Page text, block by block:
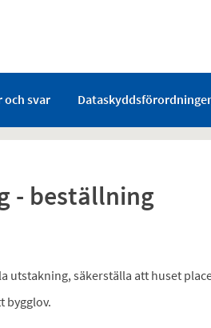
och svar
- beställning
utstakning, säkerställa att huset
bygglov.